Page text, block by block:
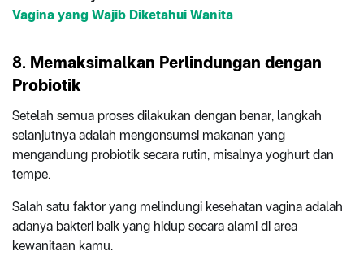
Vagina yang Wajib Diketahui Wanita
8. Memaksimalkan Perlindungan dengan
Probiotik
Setelah semua proses dilakukan dengan benar, langkah
selanjutnya adalah mengonsumsi makanan yang
mengandung probiotik secara rutin, misalnya yoghurt dan
tempe.
Salah satu faktor yang melindungi kesehatan vagina adalah
adanya bakteri baik yang hidup secara alami di area
kewanitaan kamu.